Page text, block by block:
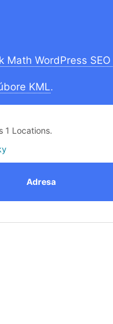
Math WordPress
KML.
1 Locations.
Adresa